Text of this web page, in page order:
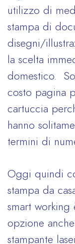
utilizzo di
stampa di
disegni/
la scelta
domestico.
costo pagina
cartuccia
hanno
termini di
Oggi quindi
stampa da
smart working
opzione
stampante